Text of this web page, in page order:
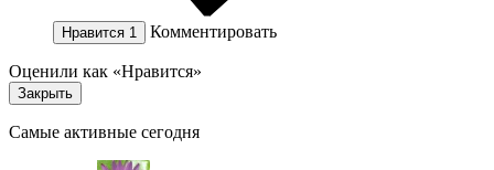
Нравится 1 Комментировать
Оценили как «Нравится»
Закрыть
Самые активные сегодня